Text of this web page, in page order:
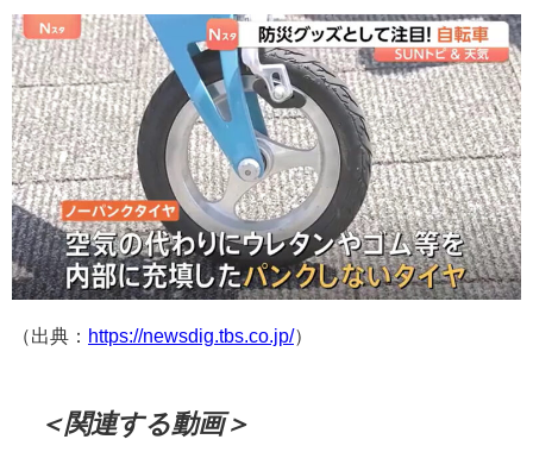
（出典： https://newsdig.tbs.co.jp/）
＜関連する動画＞